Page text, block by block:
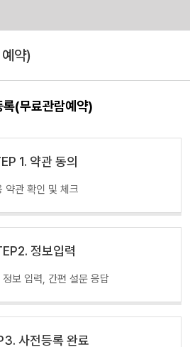
약)
록(무료관람예약)
1. 약관 동의
약관 확인 및 체크
정보입력
보 입력, 간편 설문 응답
사전등록 완료